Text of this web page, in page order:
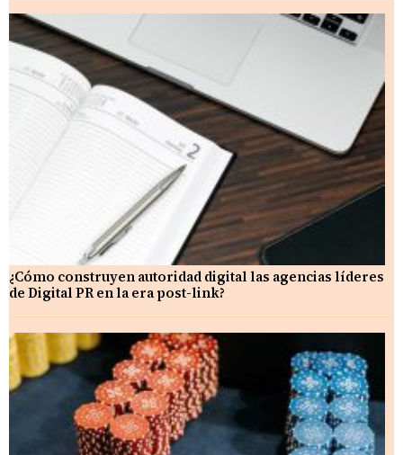
¿Cómo construyen autoridad digital las agencias líderes
de Digital PR en la era post-link?